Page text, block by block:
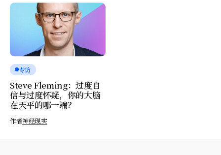
专访
Steve Fleming：过度自
信与过度怀疑，你的大脑
在天平的哪一端？
作者神经现实